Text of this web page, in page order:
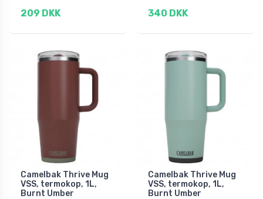
209 DKK 340 DKK
Camelbak Thrive Mug
VSS, termokop, 1L,
Burnt Umber
Camelbak Thrive Mug
VSS, termokop, 1L,
Burnt Umber